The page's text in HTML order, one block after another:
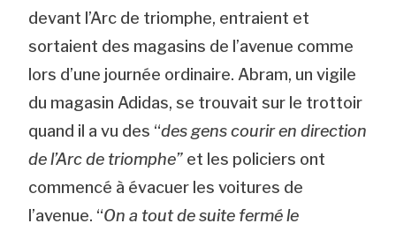
devant l’Arc de triomphe, entraient et
sortaient des magasins de l’avenue comme
lors d’une journée ordinaire. Abram, un vigile
du magasin Adidas, se trouvait sur le trottoir
quand il a vu des “des gens courir en direction
de l’Arc de triomphe” et les policiers ont
commencé à évacuer les voitures de
l’avenue. “On a tout de suite fermé le